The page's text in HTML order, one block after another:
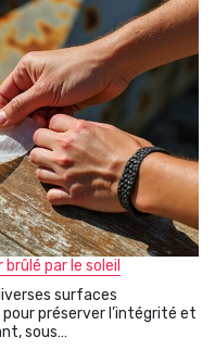
par le soleil
surfaces
préserver l’intégrité et
sous…